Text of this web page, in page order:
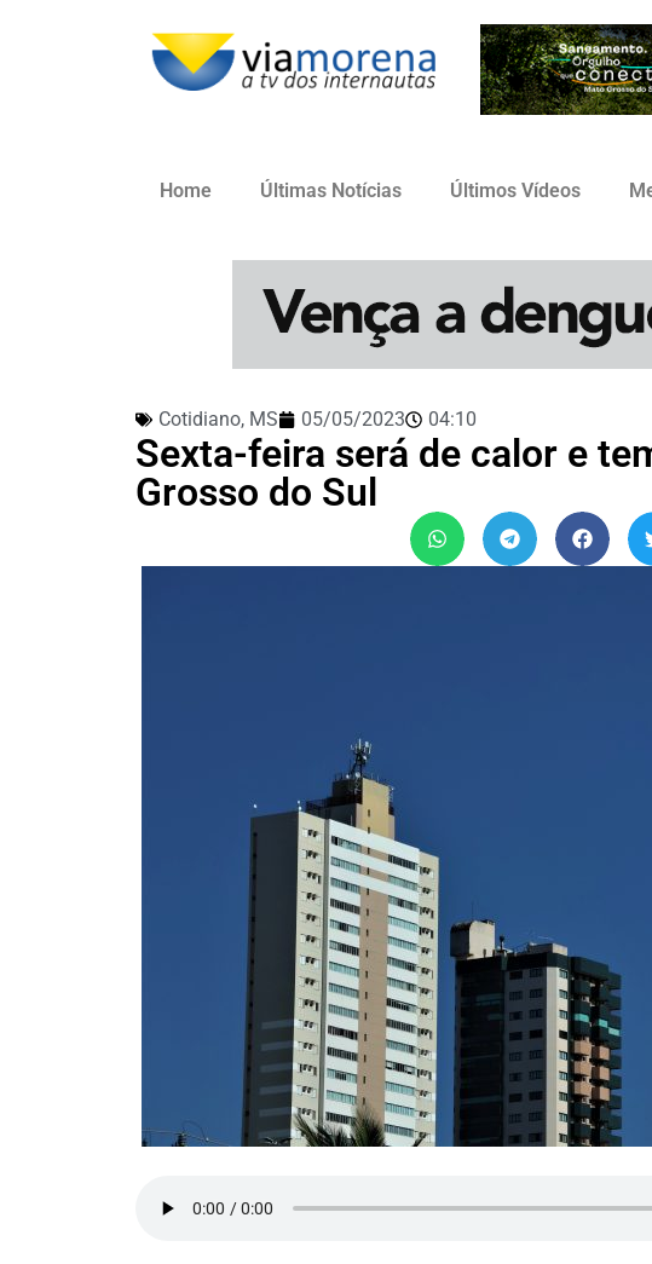
Home Últimas Notícias Últimos Vídeos
Cotidiano, MS 05/05/2023 04:10
Sexta-feira será de calor e
Grosso do Sul